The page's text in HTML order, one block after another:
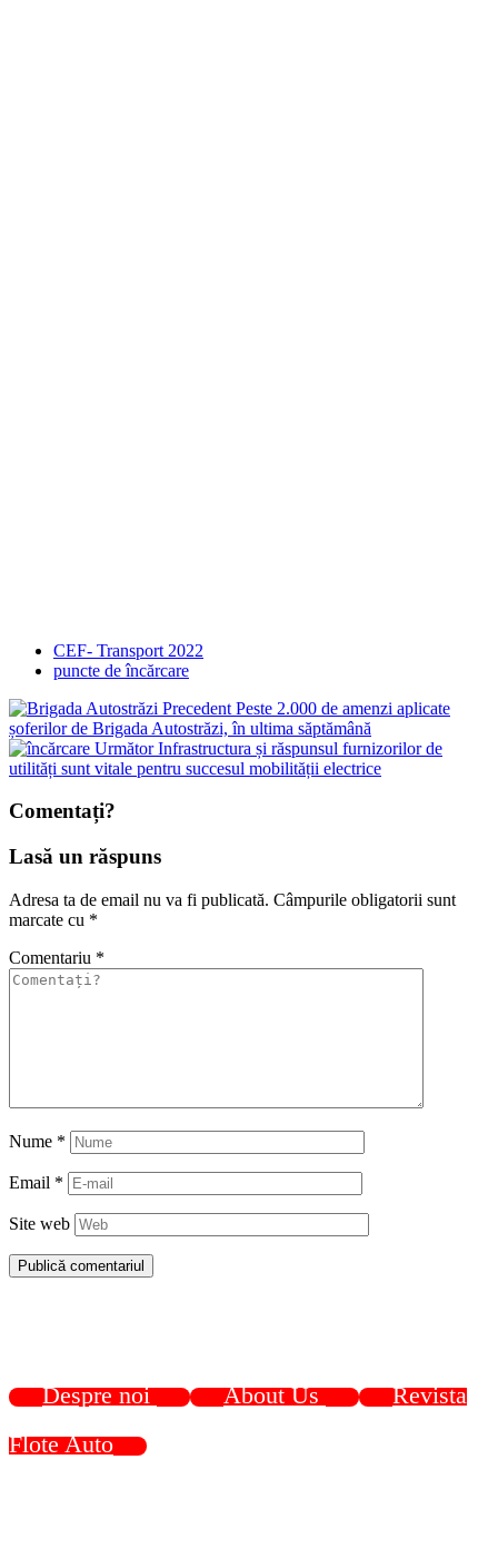
CEF- Transport 2022
puncte de încărcare
Precedent Peste 2.000 de amenzi aplicate
șoferilor de Brigada Autostrăzi, în ultima săptămână
Următor Infrastructura și răspunsul furnizorilor de
utilități sunt vitale pentru succesul mobilității electrice
Comentați?
Lasă un răspuns
Adresa ta de email nu va fi publicată. Câmpurile obligatorii sunt
marcate cu *
Comentariu *
Nume *
Email *
Site web
Despre noi About Us
Revista
Flote Auto